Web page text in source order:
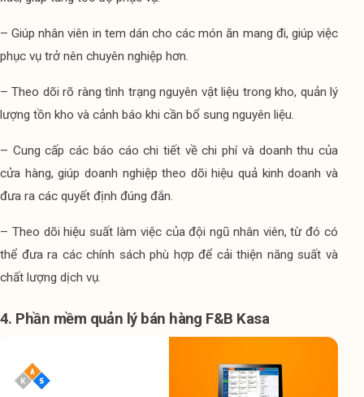
– Giúp nhân viên in tem dán cho các món ăn mang đi, giúp việc
phục vụ trở nên chuyên nghiệp hơn.
– Theo dõi rõ ràng tình trạng nguyên vật liệu trong kho, quản lý
lượng tồn kho và cảnh báo khi cần bổ sung nguyên liệu.
– Cung cấp các báo cáo chi tiết về chi phí và doanh thu của
cửa hàng, giúp doanh nghiệp theo dõi hiệu quả kinh doanh và
đưa ra các quyết định đúng đắn.
– Theo dõi hiệu suất làm việc của đội ngũ nhân viên, từ đó có
thể đưa ra các chính sách phù hợp để cải thiện năng suất và
chất lượng dịch vụ.
4. Phần mềm quản lý bán hàng F&B Kasa